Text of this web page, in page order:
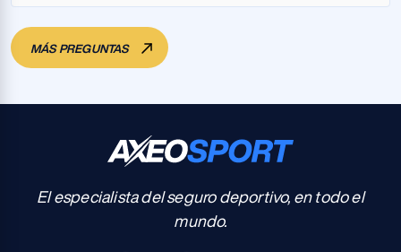
MÁS PREGUNTAS
El especialista del seguro deportivo, en todo el
mundo.